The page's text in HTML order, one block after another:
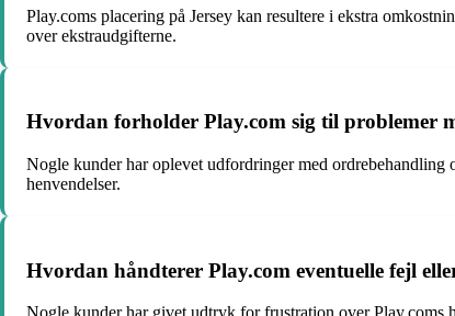
Play.coms placering på Jersey kan resultere i ekstra
over ekstraudgifterne.
Hvordan forholder Play.com sig til problemer
Nogle kunder har oplevet udfordringer med
henvendelser.
Hvordan håndterer Play.com eventuelle fejl